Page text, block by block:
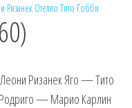
Ризанек Отелло Тито Гобби
Ризанек Яго — Тито
— Марио Карлин